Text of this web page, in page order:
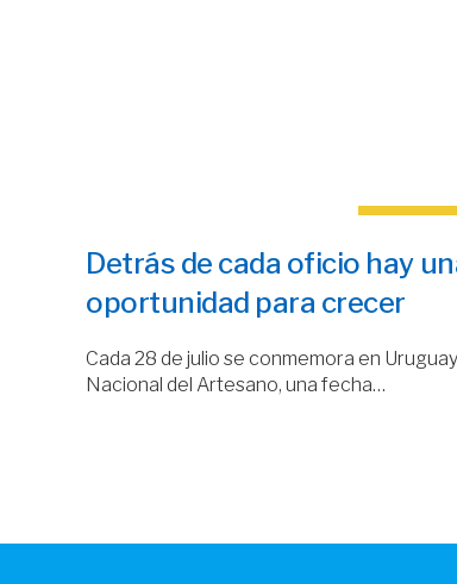
Detrás de cada oficio hay
oportunidad para crecer
Cada 28 de julio se conmemora en
Nacional del Artesano, una fecha…